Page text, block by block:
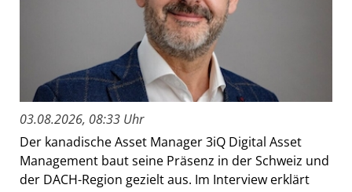
03.08.2026, 08:33 Uhr
Der kanadische Asset Manager 3iQ Digital Asset
Management baut seine Präsenz in der Schweiz und
der DACH-Region gezielt aus. Im Interview erklärt